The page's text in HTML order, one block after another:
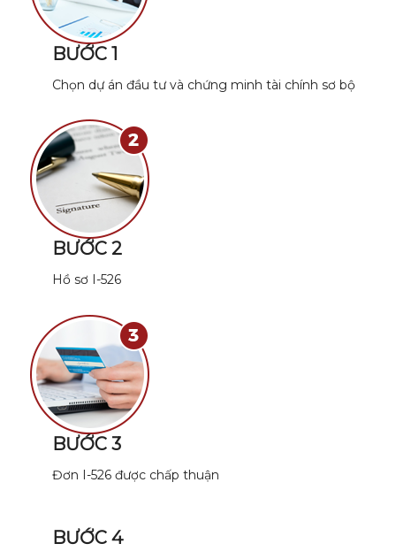
BƯỚC 1
Chọn dự án đầu tư và chứng minh tài chính sơ bộ
BƯỚC 2
Hồ sơ I-526
BƯỚC 3
Đơn I-526 được chấp thuận
BƯỚC 4